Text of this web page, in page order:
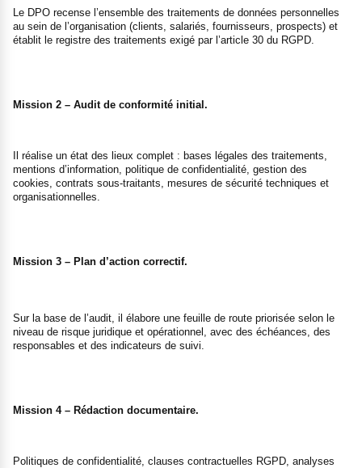
Le DPO recense l’ensemble des traitements de données personnelles
au sein de l’organisation (clients, salariés, fournisseurs, prospects) et
établit le registre des traitements exigé par l’article 30 du RGPD.
Mission 2 – Audit de conformité initial.
Il réalise un état des lieux complet : bases légales des traitements,
mentions d’information, politique de confidentialité, gestion des
cookies, contrats sous-traitants, mesures de sécurité techniques et
organisationnelles.
Mission 3 – Plan d’action correctif.
Sur la base de l’audit, il élabore une feuille de route priorisée selon le
niveau de risque juridique et opérationnel, avec des échéances, des
responsables et des indicateurs de suivi.
Mission 4 – Rédaction documentaire.
Politiques de confidentialité, clauses contractuelles RGPD, analyses